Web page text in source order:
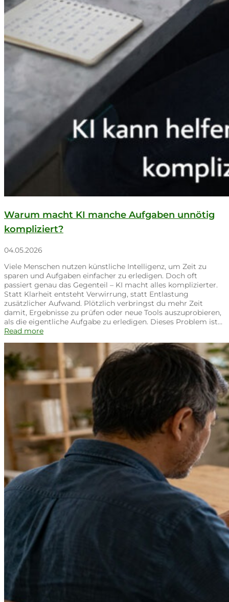
Warum macht KI manche Aufgaben unnötig
kompliziert?
04.05.2026
Viele Menschen nutzen künstliche Intelligenz, um Zeit zu
sparen und Aufgaben einfacher zu erledigen. Doch oft
passiert genau das Gegenteil – KI macht alles komplizierter.
Statt Klarheit entsteht Verwirrung, statt Entlastung
zusätzlicher Aufwand. Plötzlich verbringst du mehr Zeit
damit, Ergebnisse zu prüfen oder neue Tools auszuprobieren,
als die eigentliche Aufgabe zu erledigen. Dieses Problem ist…
Read more